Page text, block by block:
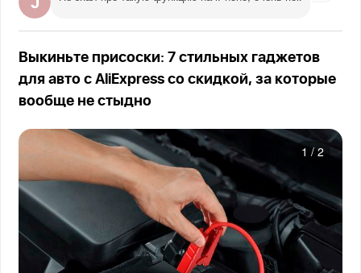
Выкиньте присоски: 7 стильных гаджетов
для авто с AliExpress со скидкой, за которые
вообще не стыдно
1 / 2